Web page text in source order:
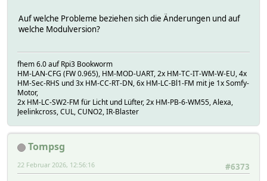
Auf welche Probleme beziehen sich die Änderungen und auf
welche Modulversion?
fhem 6.0 auf Rpi3 Bookworm
HM-LAN-CFG (FW 0.965), HM-MOD-UART, 2x HM-TC-IT-WM-W-EU, 4x
HM-Sec-RHS und 3x HM-CC-RT-DN, 6x HM-LC-Bl1-FM mit je 1x Somfy-
Motor,
2x HM-LC-SW2-FM für Licht und Lüfter, 2x HM-PB-6-WM55, Alexa,
Jeelinkcross, CUL, CUNO2, IR-Blaster
Tompsg
#6373
22 Februar 2026, 12:56:16